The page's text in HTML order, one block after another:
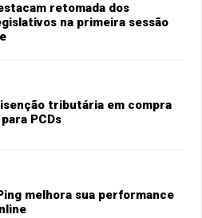
retomada dos
na primeira sessão
isenção tributária em compra
PCDs
melhora sua performance